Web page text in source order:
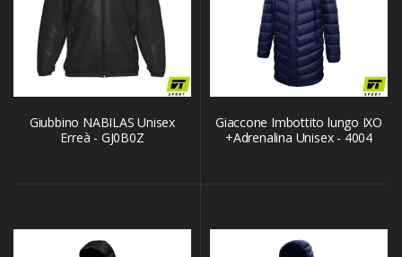
Giubbino NABILAS Unisex
Erreà - GJ0B0Z
Giaccone Imbottito lungo IXO
+Adrenalina Unisex - 4004